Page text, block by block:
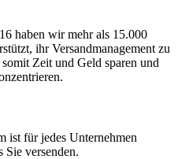
haben wir mehr als 15.000
ihr Versandmanagement zu
Zeit und Geld sparen und
ist für jedes Unternehmen
Sie versenden.